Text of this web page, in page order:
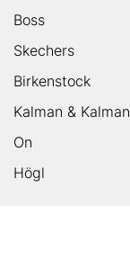
Boss
Skechers
Birkenstock
Kalman & Kalman
On
Högl